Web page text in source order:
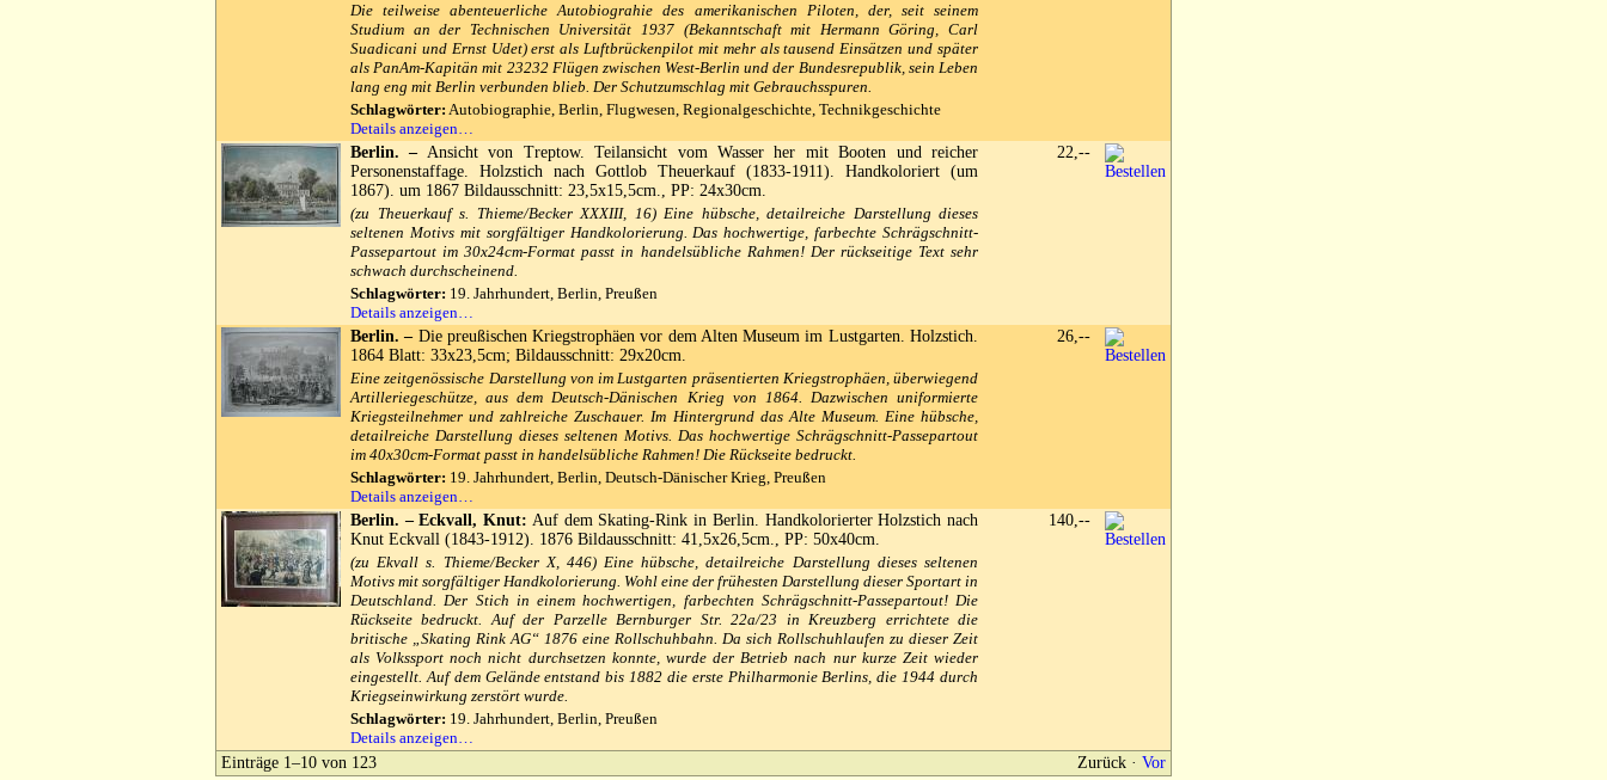
Die teilweise abenteuerliche Autobiograhie des amerikanischen Piloten, der, seit seinem
Studium an der Technischen Universität 1937 (Bekanntschaft mit Hermann Göring, Carl
Suadicani und Ernst Udet) erst als Luftbrückenpilot mit mehr als tausend Einsätzen und später
als PanAm-Kapitän mit 23232 Flügen zwischen West-Berlin und der Bundesrepublik, sein Leben
lang eng mit Berlin verbunden blieb. Der Schutzumschlag mit Gebrauchsspuren.
Schlagwörter: Autobiographie, Berlin, Flugwesen, Regionalgeschichte, Technikgeschichte
Details anzeigen…
Berlin. – Ansicht von Treptow. Teilansicht vom Wasser her mit Booten und reicher
Personenstaffage. Holzstich nach Gottlob Theuerkauf (1833-1911). Handkoloriert (um
1867). um 1867 Bildausschnitt: 23,5x15,5cm., PP: 24x30cm.
(zu Theuerkauf s. Thieme/Becker XXXIII, 16) Eine hübsche, detailreiche Darstellung dieses
seltenen Motivs mit sorgfältiger Handkolorierung. Das hochwertige, farbechte Schrägschnitt-
Passepartout im 30x24cm-Format passt in handelsübliche Rahmen! Der rückseitige Text sehr
schwach durchscheinend.
Schlagwörter: 19. Jahrhundert, Berlin, Preußen
Details anzeigen…
22,--
Berlin. – Die preußischen Kriegstrophäen vor dem Alten Museum im Lustgarten. Holzstich.
1864 Blatt: 33x23,5cm; Bildausschnitt: 29x20cm.
Eine zeitgenössische Darstellung von im Lustgarten präsentierten Kriegstrophäen, überwiegend
Artilleriegeschütze, aus dem Deutsch-Dänischen Krieg von 1864. Dazwischen uniformierte
Kriegsteilnehmer und zahlreiche Zuschauer. Im Hintergrund das Alte Museum. Eine hübsche,
detailreiche Darstellung dieses seltenen Motivs. Das hochwertige Schrägschnitt-Passepartout
im 40x30cm-Format passt in handelsübliche Rahmen! Die Rückseite bedruckt.
Schlagwörter: 19. Jahrhundert, Berlin, Deutsch-Dänischer Krieg, Preußen
Details anzeigen…
26,--
Berlin. – Eckvall, Knut: Auf dem Skating-Rink in Berlin. Handkolorierter Holzstich nach
Knut Eckvall (1843-1912). 1876 Bildausschnitt: 41,5x26,5cm., PP: 50x40cm.
(zu Ekvall s. Thieme/Becker X, 446) Eine hübsche, detailreiche Darstellung dieses seltenen
Motivs mit sorgfältiger Handkolorierung. Wohl eine der frühesten Darstellung dieser Sportart in
Deutschland. Der Stich in einem hochwertigen, farbechten Schrägschnitt-Passepartout! Die
Rückseite bedruckt. Auf der Parzelle Bernburger Str. 22a/23 in Kreuzberg errichtete die
britische „Skating Rink AG“ 1876 eine Rollschuhbahn. Da sich Rollschuhlaufen zu dieser Zeit
als Volkssport noch nicht durchsetzen konnte, wurde der Betrieb nach nur kurze Zeit wieder
eingestellt. Auf dem Gelände entstand bis 1882 die erste Philharmonie Berlins, die 1944 durch
Kriegseinwirkung zerstört wurde.
Schlagwörter: 19. Jahrhundert, Berlin, Preußen
Details anzeigen…
140,--
Einträge 1–10 von 123 Zurück · Vor